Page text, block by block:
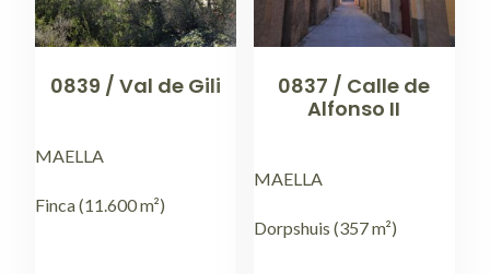
0839 / Val de Gili
MAELLA
Finca (11.600 m²)
0837 / Calle de
Alfonso II
MAELLA
Dorpshuis (357 m²)